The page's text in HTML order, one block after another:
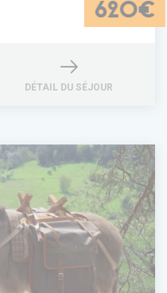
620€
DÉTAIL DU SÉJOUR